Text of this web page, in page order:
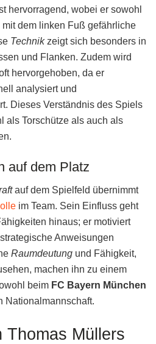
hervorragend, wobei er sowohl
dem linken Fuß gefährliche
Technikzeigt sich besonders in
und Flanken. Zudem wird
hervorgehoben, da er
analysiert und
Dieses Verständnis des Spiels
als Torschütze als auch als
auf dem Platz
auf dem Spielfeld übernimmt
im Team. Sein Einfluss geht
hinaus; er motiviert
Anweisungen
Raumdeutung und Fähigkeit,
machen ihn zu einem
beim FC Bayern München
Nationalmannschaft.
Thomas Müllers